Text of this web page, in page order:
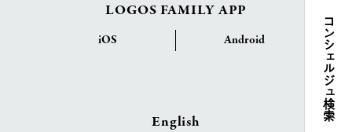
コンシェルジュ検索
LOGOS FAMILY APP
iOS Android
English